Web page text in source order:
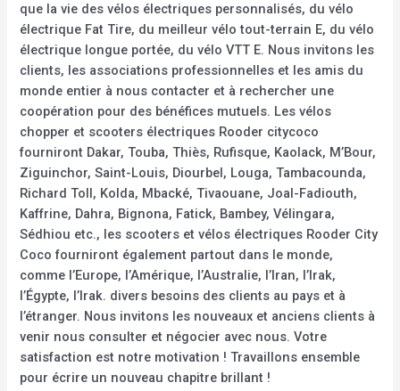
que la vie des vélos électriques personnalisés, du vélo
électrique Fat Tire, du meilleur vélo tout-terrain E, du vélo
électrique longue portée, du vélo VTT E. Nous invitons les
clients, les associations professionnelles et les amis du
monde entier à nous contacter et à rechercher une
coopération pour des bénéfices mutuels. Les vélos
chopper et scooters électriques Rooder citycoco
fourniront Dakar, Touba, Thiès, Rufisque, Kaolack, M’Bour,
Ziguinchor, Saint-Louis, Diourbel, Louga, Tambacounda,
Richard Toll, Kolda, Mbacké, Tivaouane, Joal-Fadiouth,
Kaffrine, Dahra, Bignona, Fatick, Bambey, Vélingara,
Sédhiou etc., les scooters et vélos électriques Rooder City
Coco fourniront également partout dans le monde,
comme l’Europe, l’Amérique, l’Australie, l’Iran, l’Irak,
l’Égypte, l’Irak. divers besoins des clients au pays et à
l’étranger. Nous invitons les nouveaux et anciens clients à
venir nous consulter et négocier avec nous. Votre
satisfaction est notre motivation ! Travaillons ensemble
pour écrire un nouveau chapitre brillant !